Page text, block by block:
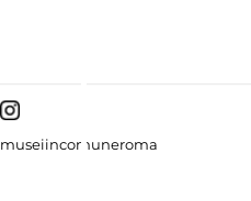
museiincomuneroma